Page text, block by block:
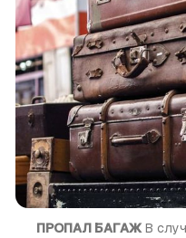
ПРОПАЛ БАГАЖ В